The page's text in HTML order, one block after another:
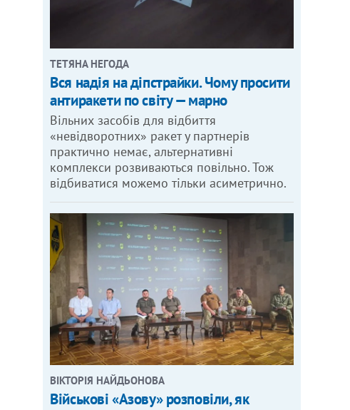
ТЕТЯНА НЕГОДА
Вся надія на діпстрайки. Чому просити
антиракети по світу — марно
Вільних засобів для відбиття
«невідворотних» ракет у партнерів
практично немає, альтернативні
комплекси розвиваються повільно. Тож
відбиватися можемо тільки асиметрично.
ВІКТОРІЯ НАЙДЬОНОВА
Військові «Азову» розповіли, як